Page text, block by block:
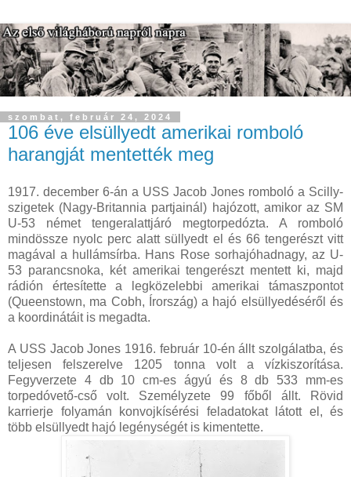
szombat, február 24, 2024
106 éve elsüllyedt amerikai romboló
harangját mentették meg
1917. december 6-án a USS Jacob Jones romboló a Scilly-
szigetek (Nagy-Britannia partjainál) hajózott, amikor az SM
U-53 német tengeralattjáró megtorpedózta. A romboló
mindössze nyolc perc alatt süllyedt el és 66 tengerészt vitt
magával a hullámsírba. Hans Rose sorhajóhadnagy, az U-
53 parancsnoka, két amerikai tengerészt mentett ki, majd
rádión értesítette a legközelebbi amerikai támaszpontot
(Queenstown, ma Cobh, Írország) a hajó elsüllyedéséről és
a koordinátáit is megadta.
A USS Jacob Jones 1916. február 10-én állt szolgálatba, és
teljesen felszerelve 1205 tonna volt a vízkiszorítása.
Fegyverzete 4 db 10 cm-es ágyú és 8 db 533 mm-es
torpedóvető-cső volt. Személyzete 99 főből állt. Rövid
karrierje folyamán konvojkísérési feladatokat látott el, és
több elsüllyedt hajó legénységét is kimentette.